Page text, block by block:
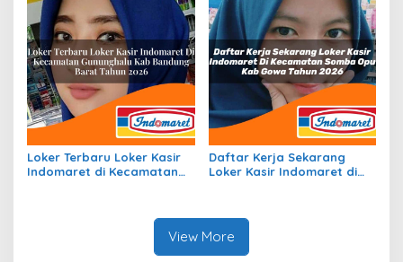
Loker Terbaru Loker Kasir
Indomaret di Kecamatan
Daftar Kerja Sekarang
Loker Kasir Indomaret di
View More